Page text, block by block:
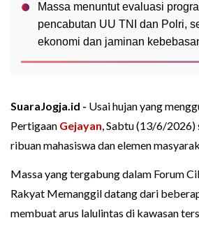
Massa menuntut evaluasi
pencabutan UU TNI dan Polri,
ekonomi dan jaminan
SuaraJogja.id - Usai hujan yang
Pertigaan Gejayan, Sabtu (13/6/2026)
ribuan mahasiswa dan elemen
Massa yang tergabung dalam Forum
Rakyat Memanggil datang dari
membuat arus lalulintas di kawasan